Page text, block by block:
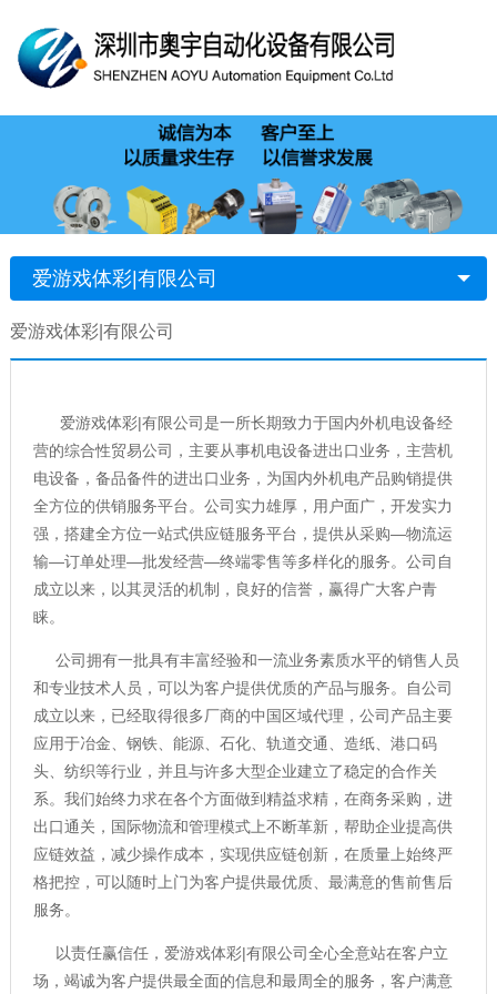
爱游戏体彩|有限公司
爱游戏体彩|有限公司
爱游戏体彩|有限公司是一所长期致力于国内外机电设备经
营的综合性贸易公司，主要从事机电设备进出口业务，主营机
电设备，备品备件的进出口业务，为国内外机电产品购销提供
全方位的供销服务平台。公司实力雄厚，用户面广，开发实力
强，搭建全方位一站式供应链服务平台，提供从采购—物流运
输—订单处理—批发经营—终端零售等多样化的服务。公司自
成立以来，以其灵活的机制，良好的信誉，赢得广大客户青
睐。
公司拥有一批具有丰富经验和一流业务素质水平的销售人员
和专业技术人员，可以为客户提供优质的产品与服务。自公司
成立以来，已经取得很多厂商的中国区域代理，公司产品主要
应用于冶金、钢铁、能源、石化、轨道交通、造纸、港口码
头、纺织等行业，并且与许多大型企业建立了稳定的合作关
系。我们始终力求在各个方面做到精益求精，在商务采购，进
出口通关，国际物流和管理模式上不断革新，帮助企业提高供
应链效益，减少操作成本，实现供应链创新，在质量上始终严
格把控，可以随时上门为客户提供最优质、最满意的售前售后
服务。
以责任赢信任，爱游戏体彩|有限公司全心全意站在客户立
场，竭诚为客户提供最全面的信息和最周全的服务，客户满意